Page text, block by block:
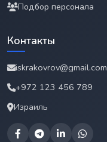
Подбор персонала
Контакты
iskrakovrov@gmail.com
+972 123 456 789
Израиль